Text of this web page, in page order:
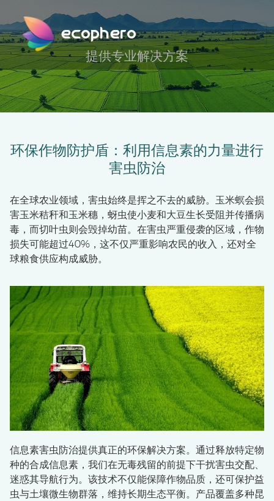
ecophero
提供专业解决方案
环保作物防护盾：利用信息素的力量进行
害虫防治
在全球农业领域，害虫始终是挥之不去的威胁。玉米螟会损
害玉米秸秆和玉米穗，蚜虫使小麦和大豆生长受阻并传播病
毒，而切叶虫则会毁掉幼苗。在害虫严重侵袭的区域，作物
损失可能超过40%，这不仅严重影响农民的收入，还对全
球粮食供应构成威胁。
信息素害虫防治提供真正的环保解决方案。通过释放特定物
种的合成信息素，我们在无毒残留的前提下干扰害虫交配、
迷惑其导航行为。该技术不仅能保障作物品质，还可保护益
虫与土壤微生物群落，维持长期生态平衡。产品覆盖多种昆